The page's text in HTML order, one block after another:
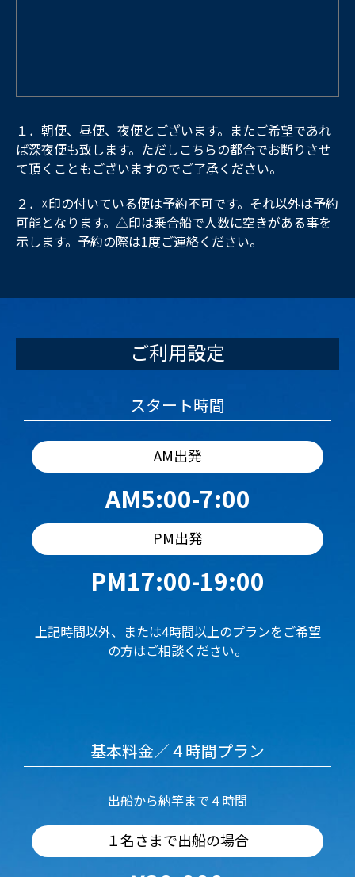
１．朝便、昼便、夜便とございます。またご希望であれ
ば深夜便も致します。ただしこちらの都合でお断りさせ
て頂くこともございますのでご了承ください。
２．☓印の付いている便は予約不可です。それ以外は予約
可能となります。△印は乗合船で人数に空きがある事を
示します。予約の際は1度ご連絡ください。
ご利用設定
スタート時間
AM出発
AM5:00-7:00
PM出発
PM17:00-19:00
上記時間以外、または4時間以上のプランをご希望
の方はご相談ください。
基本料金／４時間プラン
出船から納竿まで４時間
１名さまで出船の場合